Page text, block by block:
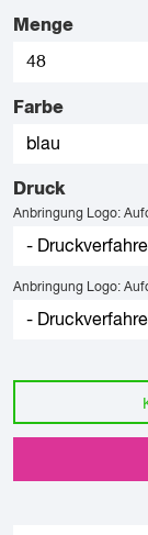
Menge
Farbe
Druck
Anbringung Logo:
Anbringung Logo: